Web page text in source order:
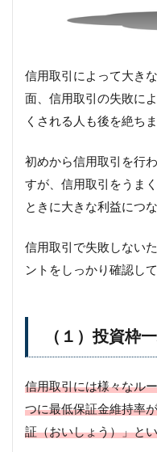
信用取引によって大き
面、信用取引の失敗に
くされる人も後を絶ちま
初めから信用取引を行
すが、信用取引をうま
ときに大きな利益につ
信用取引で失敗しない
ントをしっかり確認し
（１）投資枠
信用取引には様々なル
つに最低保証金維持率
証（おいしょう）」と